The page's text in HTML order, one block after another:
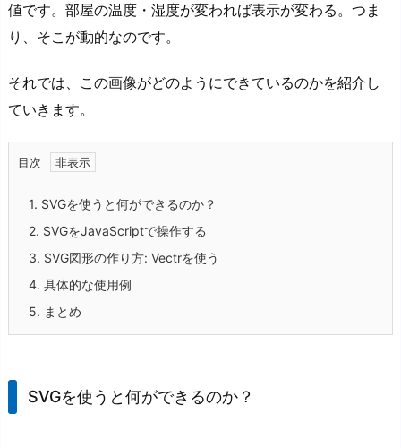
値です。部屋の温度・湿度が変われば表示が変わる。つま
り、そこが動的なのです。
それでは、この画像がどのようにできているのかを紹介し
ていきます。
目次
1. SVGを使うと何ができるのか？
2. SVGをJavaScriptで操作する
3. SVG図形の作り方: Vectrを使う
4. 具体的な使用例
5. まとめ
SVGを使うと何ができるのか？